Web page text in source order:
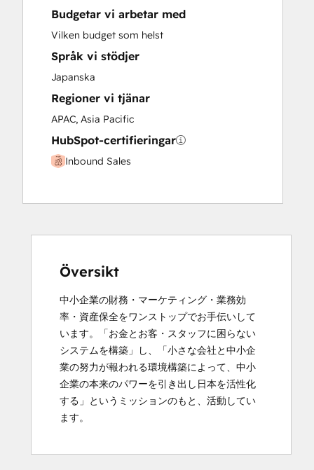
Budgetar vi arbetar med
Vilken budget som helst
Språk vi stödjer
Japanska
Regioner vi tjänar
APAC, Asia Pacific
HubSpot-certifieringar
Inbound Sales
Översikt
中小企業の財務・マーケティング・業務効
率・資産保全をワンストップでお手伝いして
います。「お金とお客・スタッフに困らない
システムを構築」し、「小さな会社と中小企
業の努力が報われる環境構築によって、中小
企業の本来のパワーを引き出し日本を活性化
する」というミッションのもと、活動してい
ます。